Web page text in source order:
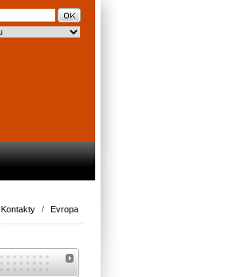
Kontakty / Evropa